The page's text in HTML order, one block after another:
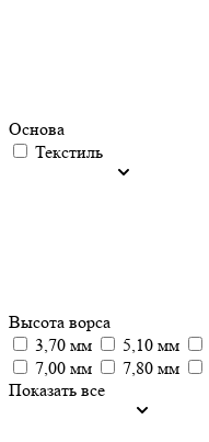
Основа
Текстиль
Высота ворса
3,70 мм
5,10 мм
7,00 мм
7,80 мм
Показать все